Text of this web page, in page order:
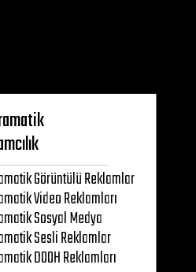
Görüntülü Reklamlar
Video Reklamları
Sosyal Medya
Sesli Reklamlar
DOOH Reklamları